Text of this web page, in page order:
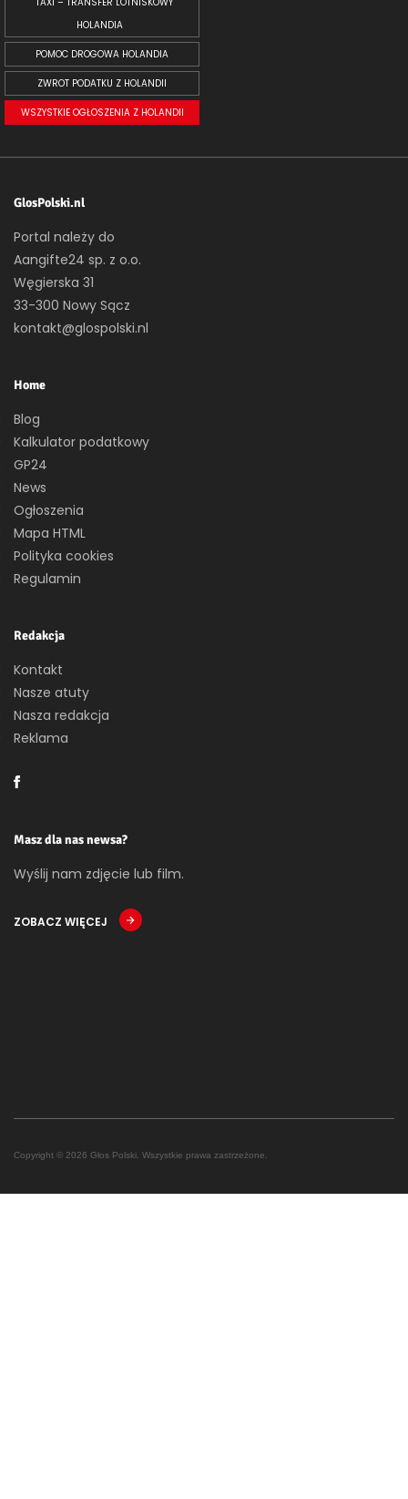
HOLANDIA
POMOC DROGOWA HOLANDIA
ZWROT PODATKU Z HOLANDII
WSZYSTKIE OGŁOSZENIA Z HOLANDII
GlosPolski.nl
Portal należy do
Aangifte24 sp. z o.o.
Węgierska 31
33-300 Nowy Sącz
kontakt@glospolski.nl
Home
Blog
Kalkulator podatkowy
GP24
News
Ogłoszenia
Mapa HTML
Polityka cookies
Regulamin
Redakcja
Kontakt
Nasze atuty
Nasza redakcja
Reklama
Masz dla nas newsa?
Wyślij nam zdjęcie lub film.
ZOBACZ WIĘCEJ
Copyright © 2026 Głos Polski. Wszystkie prawa zastrzeżone.